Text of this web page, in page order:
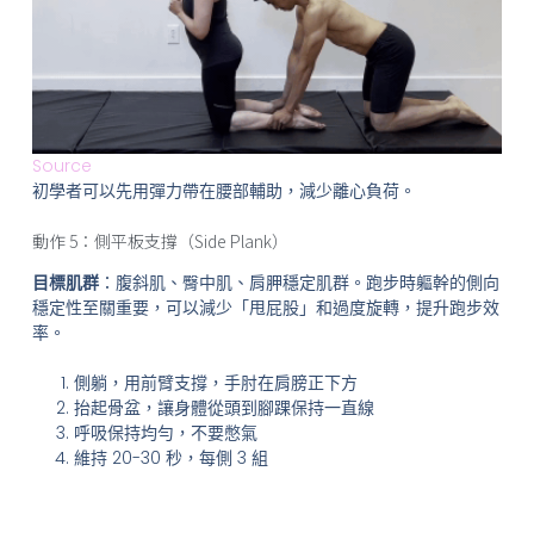
Source
初學者可以先用彈力帶在腰部輔助，減少離心負荷。
動作 5：側平板支撐（Side Plank）
目標肌群：腹斜肌、臀中肌、肩胛穩定肌群。跑步時軀幹的側向
穩定性至關重要，可以減少「甩屁股」和過度旋轉，提升跑步效
率。
側躺，用前臂支撐，手肘在肩膀正下方
抬起骨盆，讓身體從頭到腳踝保持一直線
呼吸保持均勻，不要憋氣
維持 20-30 秒，每側 3 組